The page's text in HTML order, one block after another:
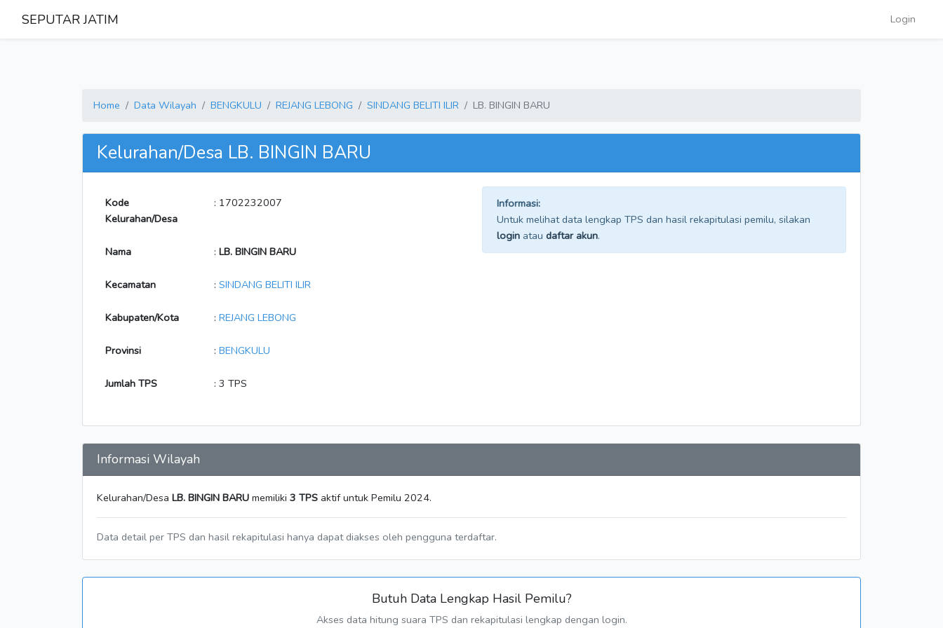
SEPUTAR JATIM Login
Home Data Wilayah BENGKULU REJANG LEBONG SINDANG BELITI ILIR LB. BINGIN BARU
Kelurahan/Desa LB. BINGIN BARU
Kode
Kelurahan/Desa
: 1702232007
Nama : LB. BINGIN BARU
Kecamatan : SINDANG BELITI ILIR
Kabupaten/Kota : REJANG LEBONG
Provinsi : BENGKULU
Jumlah TPS : 3 TPS
Informasi:
Untuk melihat data lengkap TPS dan hasil rekapitulasi pemilu, silakan
login atau daftar akun.
Informasi Wilayah
Kelurahan/Desa LB. BINGIN BARU memiliki 3 TPS aktif untuk Pemilu 2024.
Data detail per TPS dan hasil rekapitulasi hanya dapat diakses oleh pengguna terdaftar.
Butuh Data Lengkap Hasil Pemilu?
Akses data hitung suara TPS dan rekapitulasi lengkap dengan login.